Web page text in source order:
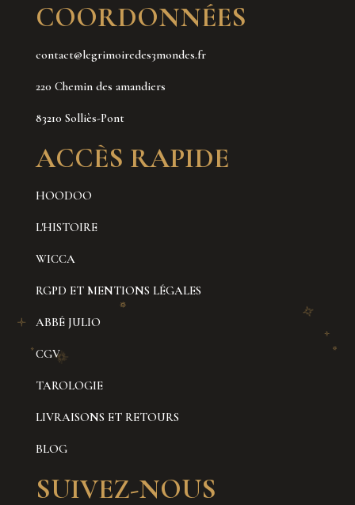
COORDONNÉES
contact@legrimoiredes3mondes.fr
220 Chemin des amandiers
83210 Solliès-Pont
ACCÈS RAPIDE
HOODOO
L'HISTOIRE
WICCA
RGPD ET MENTIONS LÉGALES
ABBÉ JULIO
CGV
TAROLOGIE
LIVRAISONS ET RETOURS
BLOG
SUIVEZ-NOUS